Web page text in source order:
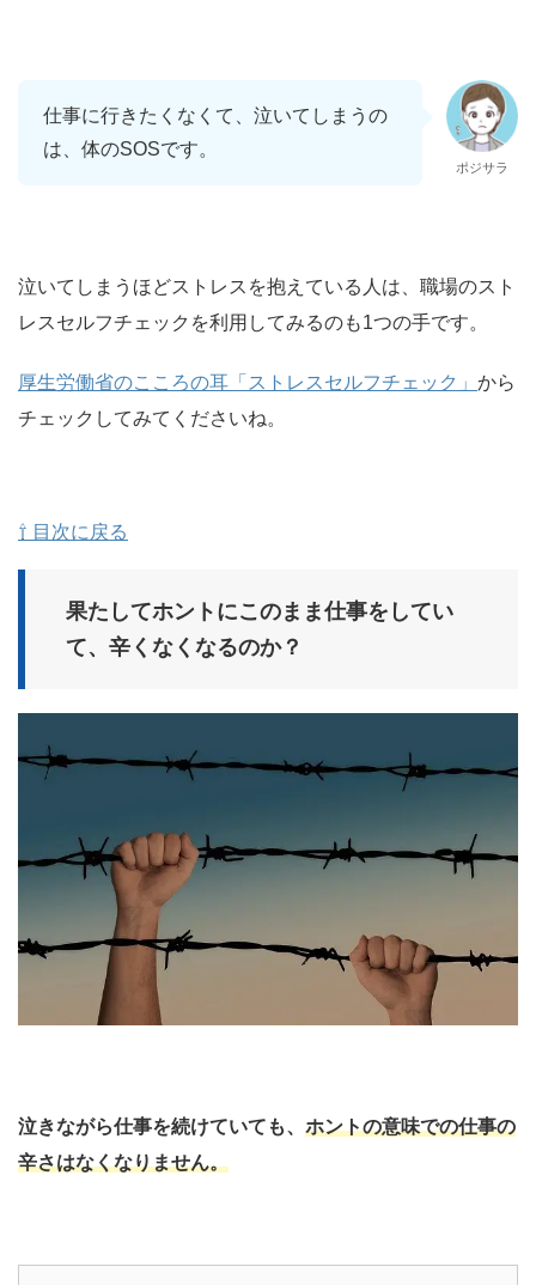
仕事に行きたくなくて、泣いてしまうの
は、体のSOSです。
ポジサラ
泣いてしまうほどストレスを抱えている人は、職場のスト
レスセルフチェックを利用してみるのも1つの手です。
厚生労働省のこころの耳「ストレスセルフチェック」 から
チェックしてみてくださいね。
⇧ 目次に戻る
果たしてホントにこのまま仕事をしてい
て、辛くなくなるのか？
泣きながら仕事を続けていても、 ホントの意味での仕事の
辛さはなくなりません。